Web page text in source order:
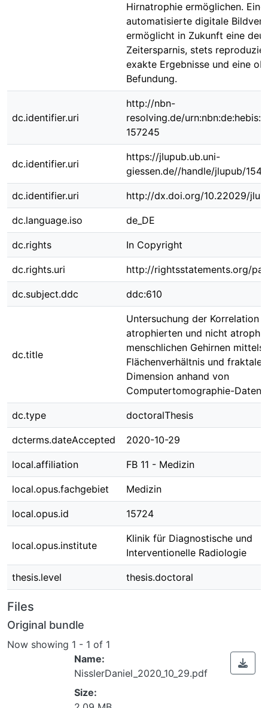
Hirnatrophie ermöglichen. Eine
automatisierte digitale
ermöglicht in Zukunft eine
Zeitersparnis, stets
exakte Ergebnisse und eine
Befundung.
dc.identifier.uri
http://nbn-
resolving.de/
157245
dc.identifier.uri
https://jlupub.ub.uni-
giessen.de//handle/jlupub/
dc.identifier.uri http://dx.doi.org/10.22029/
dc.language.iso de_DE
dc.rights In Copyright
dc.rights.uri http://rightsstatements.org/
dc.subject.ddc ddc:610
dc.title
Untersuchung der Korrelation
atrophierten und nicht
menschlichen Gehirnen mittels
Flächenverhältnis und fraktaler
Dimension anhand von
Computertomographie-Daten
dc.type doctoralThesis
dcterms.dateAccepted 2020-10-29
local.affiliation FB 11 - Medizin
local.opus.fachgebiet Medizin
local.opus.id 15724
local.opus.institute
Klinik für Diagnostische und
Interventionelle Radiologie
thesis.level thesis.doctoral
Files
Original bundle
Now showing 1 - 1 of 1
Name:
NisslerDaniel_2020_10_29.pdf
Size: